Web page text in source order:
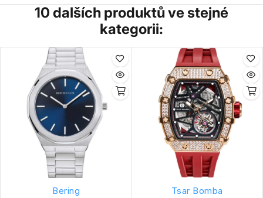
10 dalších produktů ve stejné
kategorii:
Bering
Tsar Bomba